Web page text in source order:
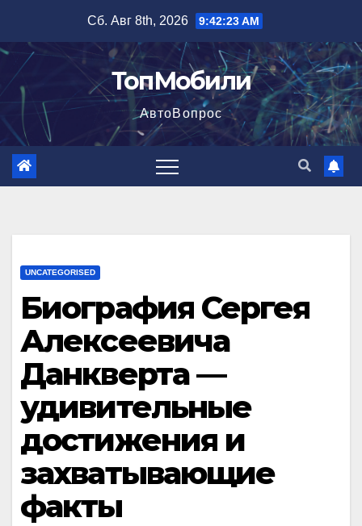
содержимому
Сб. Авг 8th, 2026 9:42:24 AM
ТопМобили
АвтоВопрос
UNCATEGORISED
Биография Сергея
Алексеевича
Данкверта —
удивительные
достижения и
захватывающие
факты